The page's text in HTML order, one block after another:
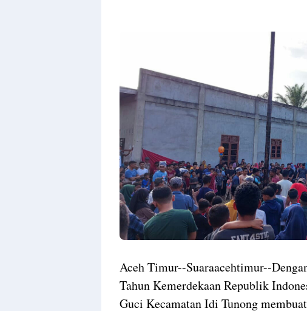
Aceh Timur--Suaraacehtimur--
Tahun Kemerdekaan Republik
Guci Kecamatan Idi Tunong